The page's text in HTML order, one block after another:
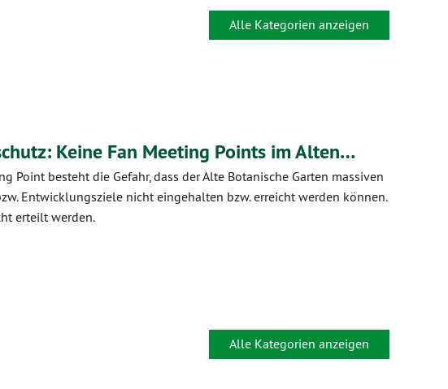
Alle Kategorien anzeigen
Keine Fan Meeting Points im Alten…
Point besteht die Gefahr, dass der Alte Botanische Garten massiven
Entwicklungsziele nicht eingehalten bzw. erreicht werden können.
erteilt werden.
Alle Kategorien anzeigen